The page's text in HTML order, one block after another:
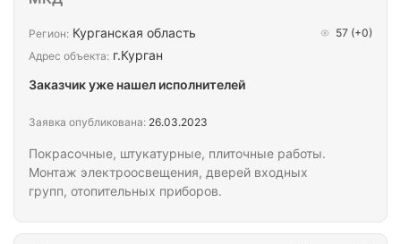
Покрасочные, штукатурные, плиточные работы.
Монтаж электроосвещения, дверей входных
групп, отопительных приборов.
Регион: Курганская область 57 (+0)
Адрес объекта: г.Курган
Заказчик уже нашел исполнителей
Заявка опубликована: 26.03.2023